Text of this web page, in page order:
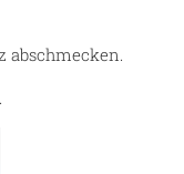
abschmecken.